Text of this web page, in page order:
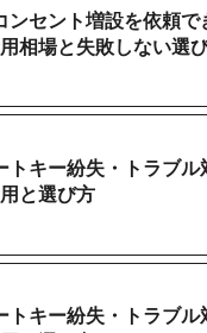
ンセント増設を依頼で
相場と失敗しない選
トキー紛失・トラブル
と選び方
トキー紛失・トラブル